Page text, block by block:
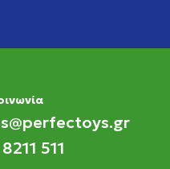
511